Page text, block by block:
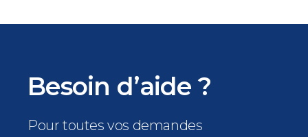
Besoin d’aide ?
Pour toutes vos demandes